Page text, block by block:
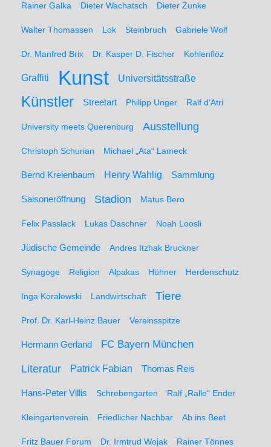
Rainer Galka Dieter Wachatsch Dieter Zunke
Walter Thomassen Lok Steinbruch Gabriele Wolf
Dr. Manfred Brix Dr. Kasper D. Fischer Kohlenflöz
Graffiti Kunst Universitätsstraße
Künstler Streetart Philipp Unger Ralf d'Atri
University meets Querenburg Ausstellung
Christoph Schurian Michael „Ata“ Lameck
Bernd Kreienbaum Henry Wahlig Sammlung
Saisoneröffnung Stadion Matus Bero
Felix Passlack Lukas Daschner Noah Loosli
Jüdische Gemeinde Andres Itzhak Bruckner
Synagoge Religion Alpakas Hühner Herdenschutz
Inga Koralewski Landwirtschaft Tiere
Prof. Dr. Karl-Heinz Bauer Vereinsspitze
Hermann Gerland FC Bayern München
Literatur Patrick Fabian Thomas Reis
Hans-Peter Villis Schrebengarten Ralf „Ralle“ Ender
Kleingartenverein Friedlicher Nachbar Ab ins Beet
Fritz Bauer Forum Dr. Irmtrud Wojak Rainer Tönnes